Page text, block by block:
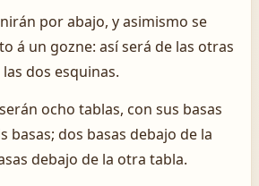
por abajo, y asimismo se
á un gozne: así será de las otras
dos esquinas.
ocho tablas, con sus basas
basas; dos basas debajo de la
debajo de la otra tabla.